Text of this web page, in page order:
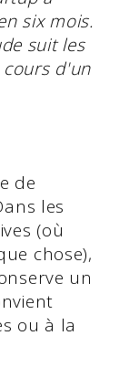
six mois.
suit les
cours d'un
de
les
(où
chose),
un
ou à la